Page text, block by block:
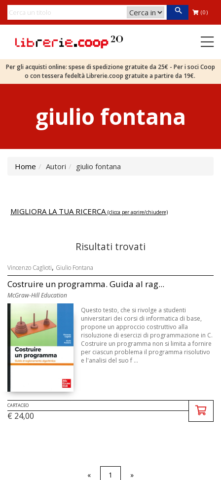
(0)
Per gli acquisti online: spese di spedizione gratuite da 25€ - Per i soci Coop
o con tessera fedeltà Librerie.coop gratuite a partire da 19€.
giulio fontana
Home Autori giulio fontana
MIGLIORA LA TUA RICERCA (clicca per aprire/chiudere)
Risultati trovati
Vincenzo Caglioti, Giulio Fontana
Costruire un programma. Guida al rag...
McGraw-Hill Education
Questo testo, che si rivolge a studenti
universitari dei corsi di informatica di base,
propone un approccio costruttivo alla
risoluzione di esercizi di programmazione in C.
Costruire un programma non si limita a fornire
per ciascun problema il programma risolutivo
e l'analisi del suo f ...
CARTACEO
€ 24,00
« 1 »